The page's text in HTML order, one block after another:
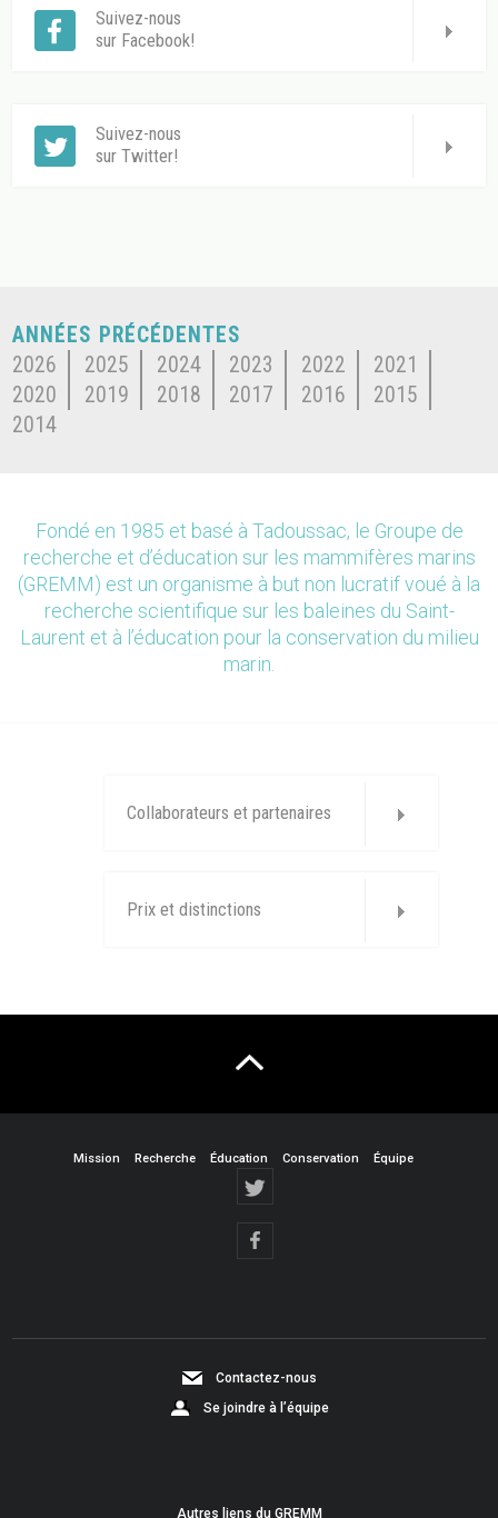
Suivez-nous
sur Facebook!
Suivez-nous
sur Twitter!
ANNÉES PRÉCÉDENTES
2026
2025 2024 2023 2022
2021
2020
2019 2018 2017 2016
2015
2014
Fondé en 1985 et basé à Tadoussac, le Groupe de
recherche et d’éducation sur les mammifères marins
(GREMM) est un organisme à but non lucratif voué à la
recherche scientifique sur les baleines du Saint-
Laurent et à l’éducation pour la conservation du milieu
marin.
Collaborateurs et partenaires
Prix et distinctions
Mission Recherche Éducation Conservation Équipe
Contactez-nous
Se joindre à l’équipe
Autres liens du GREMM